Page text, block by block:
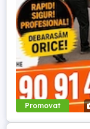
Promovat